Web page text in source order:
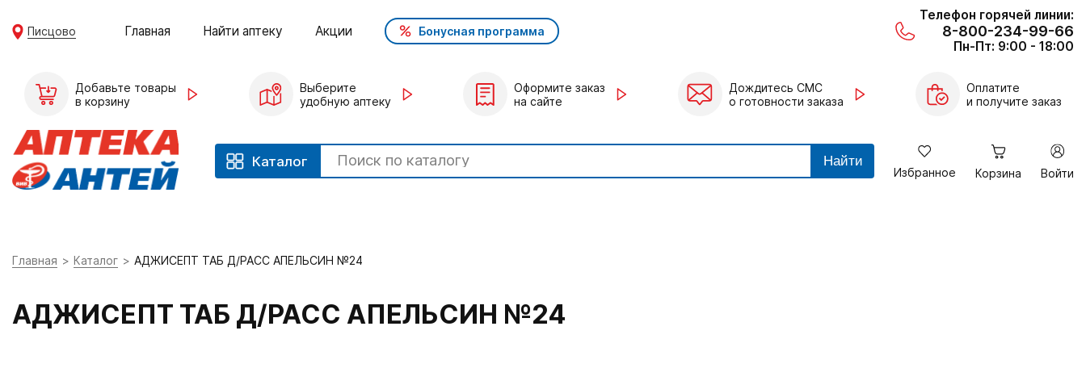
Писцово Главная Найти аптеку Акции Бонусная программа
Телефон горячей линии:
8-800-234-99-66
Пн-Пт: 9:00 - 18:00
Добавьте товары
в корзину
Выберите
удобную аптеку
Оформите заказ
на сайте
Дождитесь СМС
о готовности заказа
Оплатите
и получите заказ
Каталог Найти
Избранное Корзина Войти
Главная Каталог АДЖИСЕПТ ТАБ Д/РАСС АПЕЛЬСИН №24
АДЖИСЕПТ ТАБ Д/РАСС АПЕЛЬСИН №24